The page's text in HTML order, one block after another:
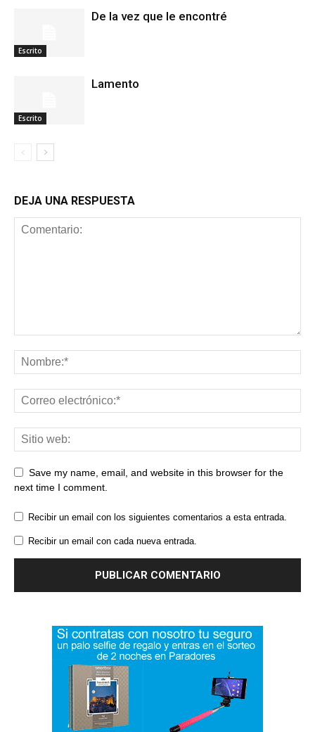
Escrito
De la vez que le encontré
Escrito
Lamento
DEJA UNA RESPUESTA
Save my name, email, and website in this browser for the
next time I comment.
Recibir un email con los siguientes comentarios a esta entrada.
Recibir un email con cada nueva entrada.